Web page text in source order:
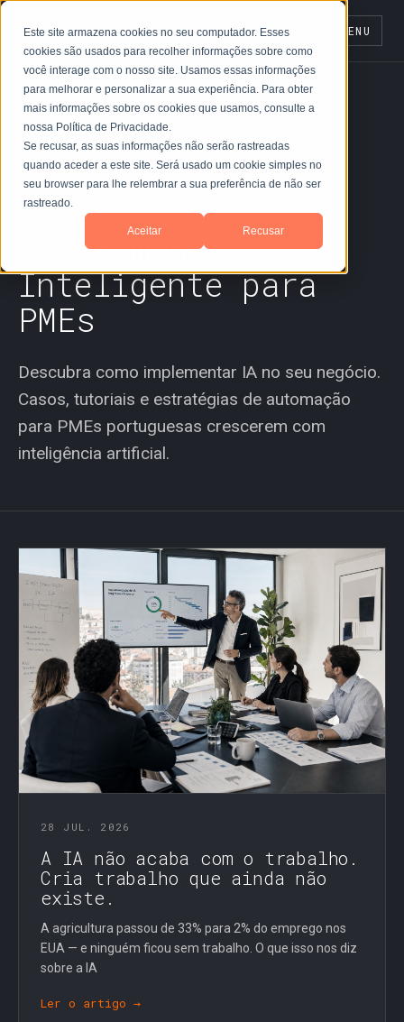
Este site armazena cookies no seu computador. Esses
cookies são usados para recolher informações sobre como
você interage com o nosso site. Usamos essas informações
para melhorar e personalizar a sua experiência. Para obter
mais informações sobre os cookies que usamos, consulte a
nossa Política de Privacidade.
Se recusar, as suas informações não serão rastreadas
quando aceder a este site. Será usado um cookie simples no
seu browser para lhe relembrar a sua preferência de não ser
rastreado.
Aceitar Recusar
MENU
BLOG NHO
Transformação
Digital com IA:
Crescimento
Inteligente para
PMEs
Descubra como implementar IA no seu negócio.
Casos, tutoriais e estratégias de automação
para PMEs portuguesas crescerem com
inteligência artificial.
28 JUL. 2026
A IA não acaba com o trabalho.
Cria trabalho que ainda não
existe.
A agricultura passou de 33% para 2% do emprego nos
EUA — e ninguém ficou sem trabalho. O que isso nos diz
sobre a IA
Ler o artigo →